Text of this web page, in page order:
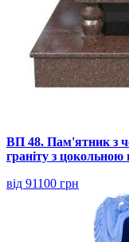
ВП 48. Пам'ятник з
граніту з
від 91100 грн